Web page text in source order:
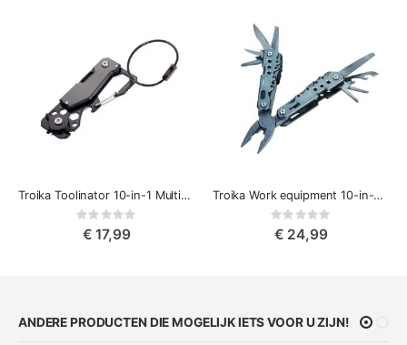
Troika Toolinator 10-in-1 Multitool Sleutelhanger, Zwart
Rating:
0%
€ 17,99
Troika Work equipment 10-in-1 Multifunctioneel Zakgereedschap, RVS-Staal
Rating:
0%
€ 24,99
ANDERE PRODUCTEN DIE MOGELIJK IETS VOOR U ZIJN!